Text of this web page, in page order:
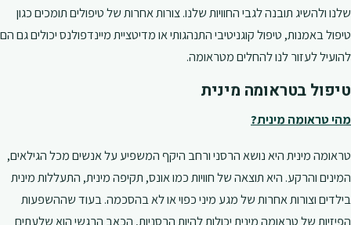
שלנו ולהשיג תובנה לגבי החוויות שלנו. צורות אחרות של טיפולים תומכים כגון
טיפול באמנות, טיפול קוגניטיבי התנהגותי או מדיטציית מיינדפולנס יכולים גם הם
להועיל לעזור לנו להחלים מטראומה.
טיפול בטראומה מינית
מהי טראומה מינית?
טראומה מינית היא נושא הרסני ורחב היקף המשפיע על אנשים מכל הגילאים,
המינים והרקע. היא תוצאה של חוויות כמו אונס, תקיפה מינית, התעללות מינית
בילדים וצורות אחרות של מגע מיני כפוי או לא בהסכמה. בעוד שההשפעות
הפיזיות של טראומה מינית יכולות להיות הרסניות, הכאב הרגשי הוא שלעתים